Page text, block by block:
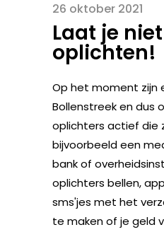
26 oktober 2021
Laat je niet
oplichten!
Op het moment zijn
Bollenstreek en dus
oplichters actief die
bijvoorbeeld een
bank of
oplichters bellen,
sms'jes met het
te maken of je geld